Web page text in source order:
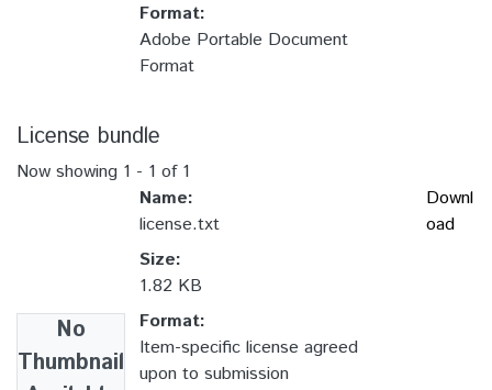
Format:
Adobe Portable Document
Format
License bundle
Now showing 1 - 1 of 1
No
Thumbnail
Name:
license.txt
Size:
1.82 KB
Format:
Item-specific license agreed
upon to submission
Downl
oad